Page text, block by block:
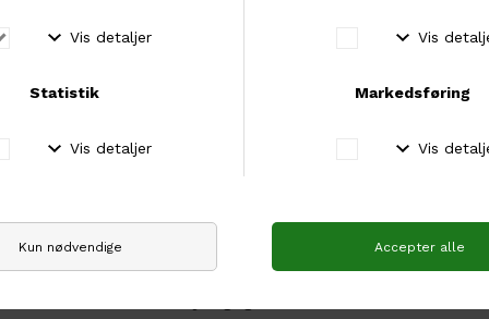
Kemikalier
ligesom andre kemikalier meget skadeligt for
Sollys & Luftfugtighed
Undgå at opbevare dine smykker i direkte sollys eller